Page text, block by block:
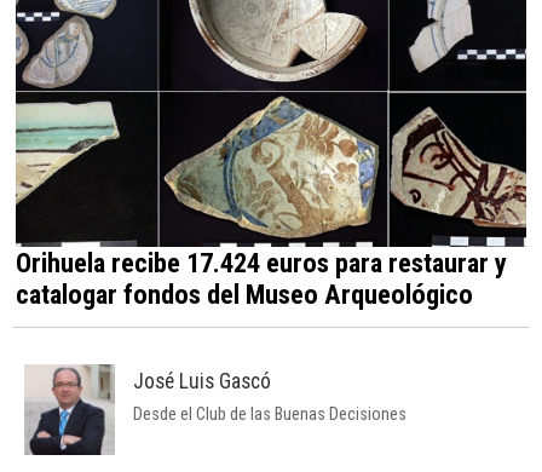
Orihuela recibe 17.424 euros para restaurar y
catalogar fondos del Museo Arqueológico
José Luis Gascó
Desde el Club de las Buenas Decisiones